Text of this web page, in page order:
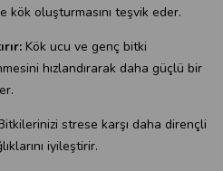
kök oluşturmasını teşvik eder.
Kök ucu ve genç bitki
hızlandırarak daha güçlü bir
strese karşı daha dirençli
iyileştirir.